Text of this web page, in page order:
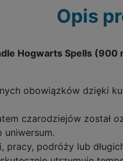
Opis
Hogwarts Spells
obowiązków dzięki
czarodziejów został
uniwersum.
pracy, podróży lub